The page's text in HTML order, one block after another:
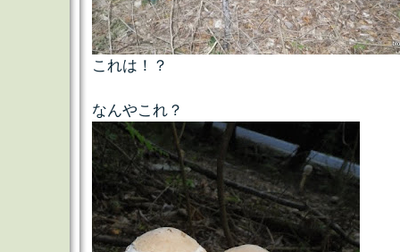
これは！？
なんやこれ？